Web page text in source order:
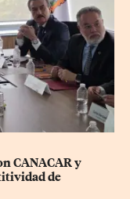
CANACAR y
de